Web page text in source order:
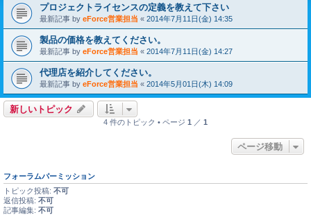
プロジェクトライセンスの定義を教えて下さい
最新記事 by eForce営業担当 « 2014年7月11日(金) 14:35
製品の価格を教えてください。
最新記事 by eForce営業担当 « 2014年7月11日(金) 14:27
代理店を紹介してください。
最新記事 by eForce営業担当 « 2014年5月01日(木) 14:09
新しいトピック
4 件のトピック • ページ 1 ／ 1
ページ移動
フォーラムパーミッション
トピック投稿: 不可
返信投稿: 不可
記事編集: 不可